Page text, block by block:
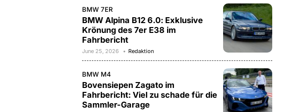
BMW 7ER
BMW Alpina B12 6.0: Exklusive
Krönung des 7er E38 im
Fahrbericht
June 25, 2026 Redaktion
BMW M4
Bovensiepen Zagato im
Fahrbericht: Viel zu schade für die
Sammler-Garage